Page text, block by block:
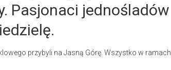
Pasjonaci jednośladów
przybyli na Jasną Górę. Wszystko w ramach